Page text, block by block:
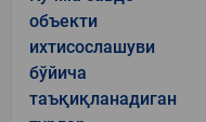
объекти
ихтисослашуви
бўйича
таъқиқланадиган